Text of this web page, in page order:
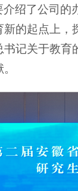
绍了公司
的起点上
记关于教